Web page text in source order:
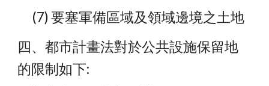
      (7) 要塞軍備區域及領域邊境之土地
四、都市計畫法對於公共設施保留地
的限制如下: